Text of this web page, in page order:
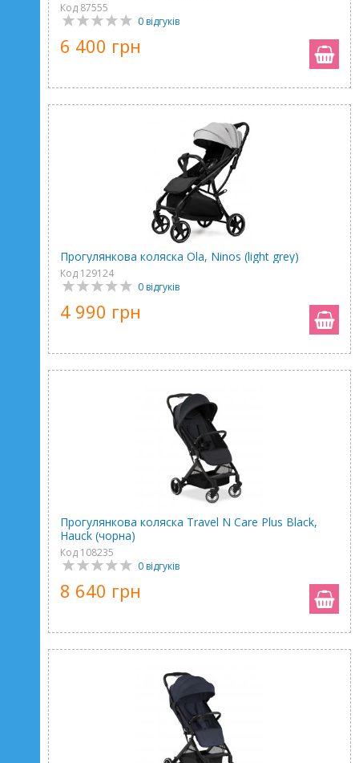
Код 87555
0 відгуків
6 400 грн
Прогулянкова коляска Ola, Ninos (light grey)
Код 129124
0 відгуків
4 990 грн
Прогулянкова коляска Travel N Care Plus Black,
Hauck (чорна)
Код 108235
0 відгуків
8 640 грн